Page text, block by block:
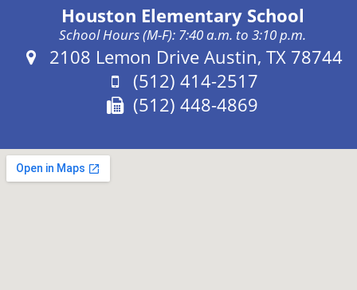
Houston Elementary School
School Hours (M-F): 7:40 a.m. to 3:10 p.m.
Address:
2108 Lemon Drive Austin, TX 78744
Phone:
(512) 414-2517
Fax:
(512) 448-4869